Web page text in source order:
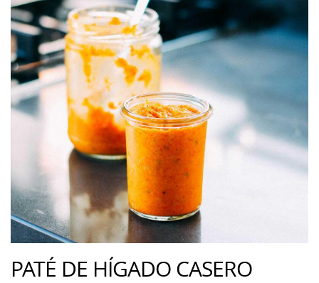
PATÉ DE HÍGADO CASERO